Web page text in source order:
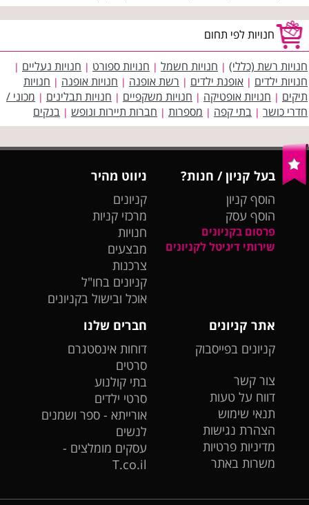
חנויות לפי תחום
חנויות רשת (כללי) | חנויות חשמל | חנויות ספורט | חנויות נעליים |
חנויות ילדים | אופנת ילדים | רשת אופנה | חנויות אופנה | חנויות
תיקים | חנויות אופטיקה | חנויות משקפיים | חנויות תבלינים | מכוני /
חדרי כושר | בתי קפה | מספרות | חברות תיירות ונופש | בנקים
בעל קניון / חנות?
הוסף קניון
הוסף עסק
פרסום בקניונים
שירותי דיגיטל לקניונים
ניווט מהיר
קניונים
מרכזי קניות
חנויות
מבצעים
צרכנות
קניונים בחו"ל
אוכל ובישול בקניונים
אתר קניונים
קניונים בפייסבוק
צור קשר
דווח על טעות
תנאי שימוש
הצהרת נגישות
מדיניות פרטיות
משרות באתר
חברים שלנו
דוחות אינסטגרם
סרטים
בתי קולנוע
סרטי ילדים
אורייתא - ספר ושמנים
לנשים
עסקים מומלצים -
T.co.il